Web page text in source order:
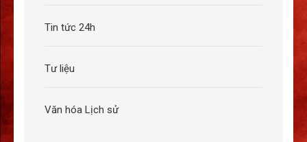
Tin tức 24h
Tư liệu
Văn hóa Lịch sử